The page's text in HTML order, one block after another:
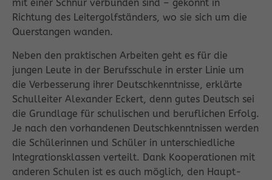
mit einer Schnur verbunden sind – gekonnt in
Richtung des Leitergolfständers, wo sie sich um die
Querstangen wanden.
Neben den praktischen Arbeiten geht es für die
jungen Leute in der Berufsschule in erster Linie um
die Verbesserung ihrer Deutschkenntnisse, erklärte
Schulleiter Alexander Eckert, denn gutes Deutsch sei
die Grundlage für schulischen und beruflichen Erfolg.
Je nach den vorhandenen Deutschkenntnissen werden
die Schülerinnen und Schüler in unterschiedliche
Integrationsklassen verteilt. Dank Kooperationen mit
anderen Schulen ist es auch möglich, den Haupt-